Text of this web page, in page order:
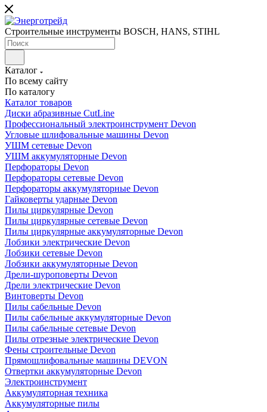
Строительные инструменты BOSCH, HANS, STIHL
Каталог
По всему сайту
По каталогу
Каталог товаров
Диски абразивные CutLine
Профессиональный электроинструмент Devon
Угловые шлифовальные машины Devon
УШМ сетевые Devon
УШМ аккумуляторные Devon
Перфораторы Devon
Перфораторы сетевые Devon
Перфораторы аккумуляторные Devon
Гайковерты ударные Devon
Пилы циркулярные Devon
Пилы циркулярные сетевые Devon
Пилы циркулярные аккумуляторные Devon
Лобзики электрические Devon
Лобзики сетевые Devon
Лобзики аккумуляторные Devon
Дрели-шуроповерты Devon
Дрели электрические Devon
Винтоверты Devon
Пилы сабельные Devon
Пилы сабельные аккумуляторные Devon
Пилы сабельные сетевые Devon
Пилы отрезные электрические Devon
Фены строительные Devon
Прямошлифовальные машины DEVON
Отвертки аккумуляторные Devon
Электроинструмент
Аккумуляторная техника
Аккумуляторные пилы